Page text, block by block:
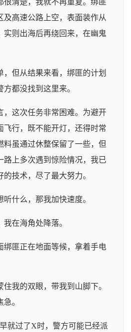
很清楚，我就不再重复。绑匪
及高速公路上空，表面装作从
实则出海后再绕回来，在幽鬼
，但从结果来看，绑匪的计划
都没找到这里来。
，这次任务非常困难。为避开
飞行，既不能开灯，还得时常
料虽通过休整保留了一些，但
路上多次遇到惊险情况，我已
技术，尽了最大努力。
什么，那我加快速度。
在海角处降落。
绑匪正在地面等候，拿着手电
我的双眼，带我到山脚下。
。
就过了X时，警方可能已经派